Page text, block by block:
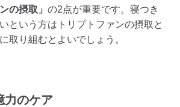
の摂取」 の2点が重要です。寝つき
という方はトリプトファンの摂取と
取り組むとよいでしょう。
力のケア